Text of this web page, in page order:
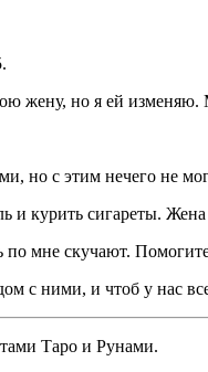
жену, но я ей
но с этим нечего не
и курить сигареты.
мне скучают.
с ними, и чтоб у нас
Таро и Рунами.